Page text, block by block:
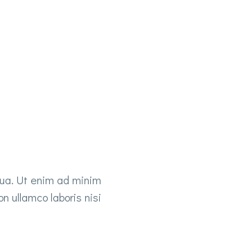
Ut enim ad minim
ullamco laboris nisi